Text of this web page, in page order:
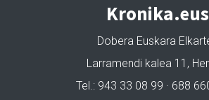
Kronika.eus
Dobera Euskara
Larramendi kalea 11,
Tel.: 943 33 08 99 · 688